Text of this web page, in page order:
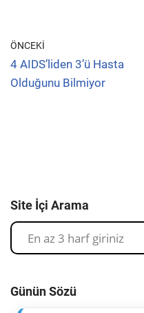
ÖNCEKI
4 AIDS’liden 3’ü Hasta
Olduğunu Bilmiyor
Site İçi Arama
Günün Sözü